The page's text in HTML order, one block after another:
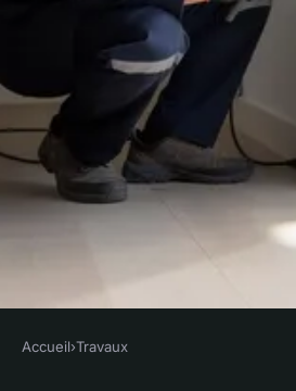
Accueil›Travaux